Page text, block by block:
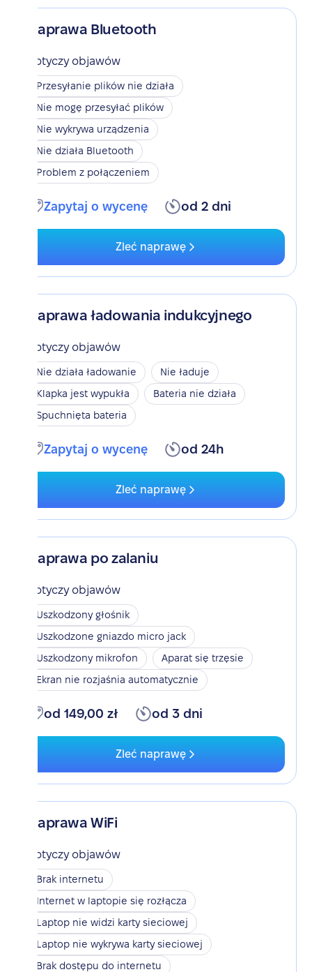
Naprawa Bluetooth
Dotyczy objawów
Przesyłanie plików nie działa
Nie mogę przesyłać plików
Nie wykrywa urządzenia
Nie działa Bluetooth
Problem z połączeniem
Zapytaj o wycenę od 2 dni
Zleć naprawę
Naprawa ładowania indukcyjnego
Dotyczy objawów
Nie działa ładowanie
Nie ładuje
Klapka jest wypukła
Bateria nie działa
Spuchnięta bateria
Zapytaj o wycenę od 24h
Zleć naprawę
Naprawa po zalaniu
Dotyczy objawów
Uszkodzony głośnik
Uszkodzone gniazdo micro jack
Uszkodzony mikrofon
Aparat się trzęsie
Ekran nie rozjaśnia automatycznie
od 149,00 zł od 3 dni
Zleć naprawę
Naprawa WiFi
Dotyczy objawów
Brak internetu
Internet w laptopie się rozłącza
Laptop nie widzi karty sieciowej
Laptop nie wykrywa karty sieciowej
Brak dostępu do internetu